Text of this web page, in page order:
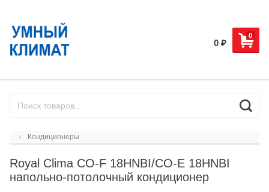
0
0 ₽
Кондиционеры
Royal Clima CO-F 18HNBI/CO-E 18HNBI
напольно-потолочный кондиционер